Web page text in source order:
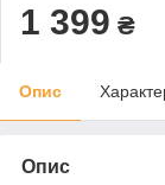
1 399 ₴
Опис
Опис